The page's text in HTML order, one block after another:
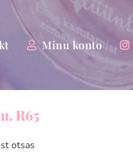
Minu konto
R65
otsas